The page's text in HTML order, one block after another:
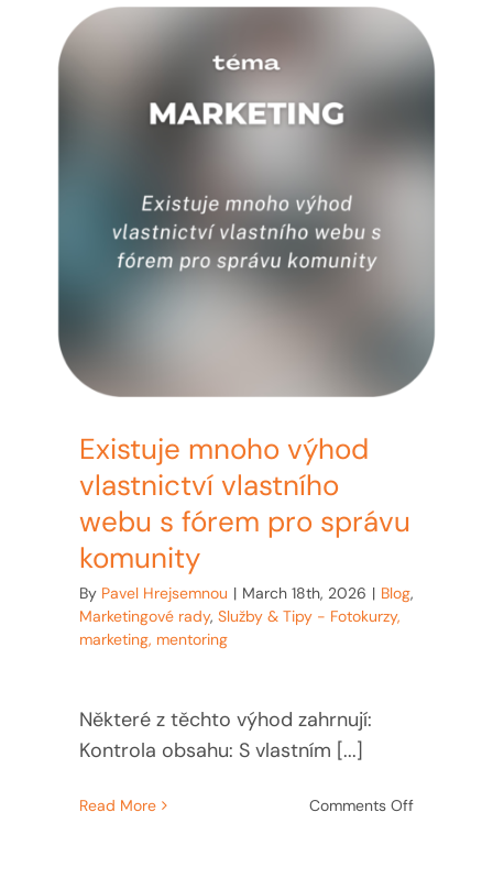
MY ACCOUNT
ABOUT ME
CART / KOŠÍK
Existuje mnoho výhod
vlastnictví vlastního
webu s fórem pro správu
komunity
By Pavel Hrejsemnou | March 18th, 2026 | Blog,
Marketingové rady, Služby & Tipy - Fotokurzy,
marketing, mentoring
Některé z těchto výhod zahrnují:
Kontrola obsahu: S vlastním [...]
Read More Comments Offon